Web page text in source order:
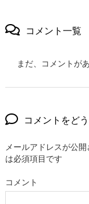
コメント一覧
まだ、コメントが
コメントをど
メールアドレスが公開
は必須項目です
コメント